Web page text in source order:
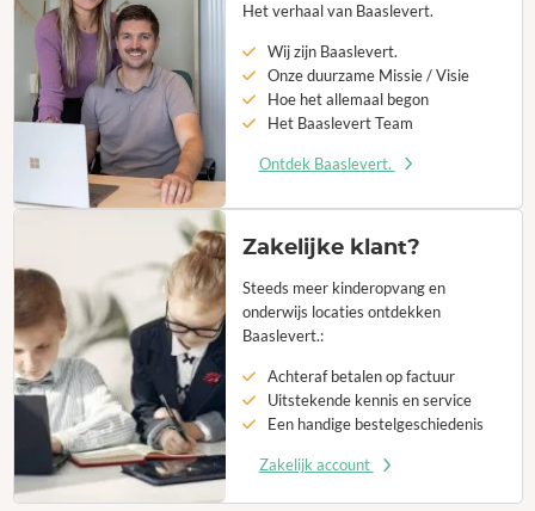
Het verhaal van Baaslevert.
Wij zijn Baaslevert.
Onze duurzame Missie / Visie
Hoe het allemaal begon
Het Baaslevert Team
Ontdek Baaslevert.
Zakelijke klant?
Steeds meer kinderopvang en
onderwijs locaties ontdekken
Baaslevert.:
Achteraf betalen op factuur
Uitstekende kennis en service
Een handige bestelgeschiedenis
Zakelijk account